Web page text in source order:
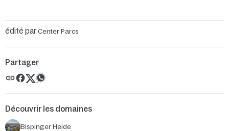
édité parCenter Parcs
Découvrir les domaines
Bispinger Heide
Partager